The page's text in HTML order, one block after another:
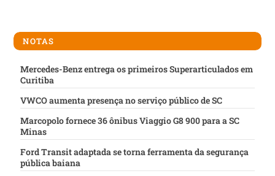
NOTAS
Mercedes-Benz entrega os primeiros Superarticulados em
Curitiba
VWCO aumenta presença no serviço público de SC
Marcopolo fornece 36 ônibus Viaggio G8 900 para a SC
Minas
Ford Transit adaptada se torna ferramenta da segurança
pública baiana